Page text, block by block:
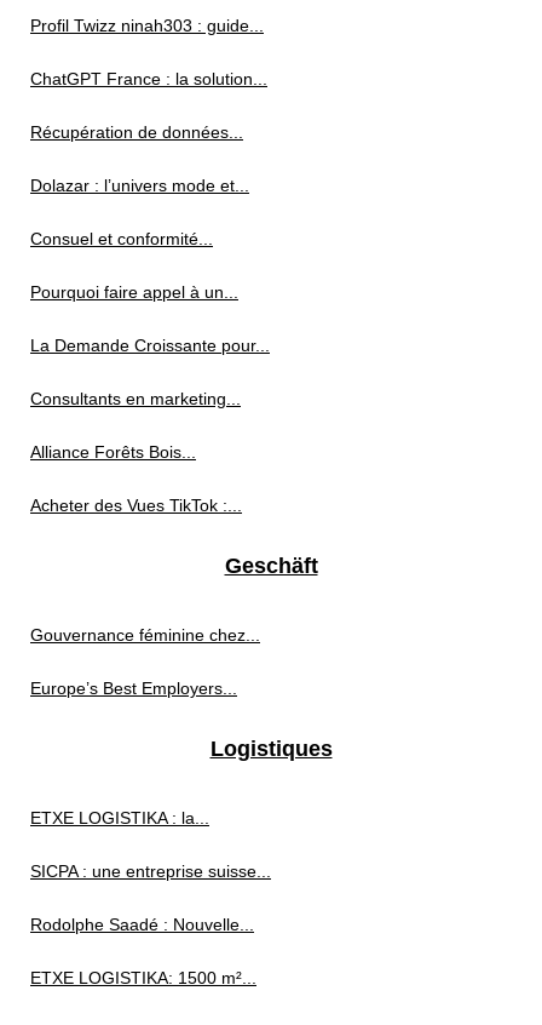
Profil Twizz ninah303 : guide...
ChatGPT France : la solution...
Récupération de données...
Dolazar : l’univers mode et...
Consuel et conformité...
Pourquoi faire appel à un...
La Demande Croissante pour...
Consultants en marketing...
Alliance Forêts Bois...
Acheter des Vues TikTok :...
Geschäft
Gouvernance féminine chez...
Europe’s Best Employers...
Logistiques
ETXE LOGISTIKA : la...
SICPA : une entreprise suisse...
Rodolphe Saadé : Nouvelle...
ETXE LOGISTIKA: 1500 m²...